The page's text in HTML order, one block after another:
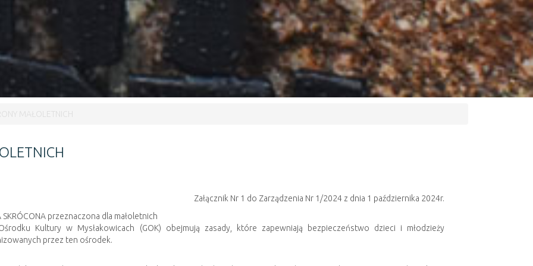
MAŁOLETNICH
Załącznik Nr 1 do Zarządzenia Nr 1/2024 z dnia 1 października 2024r.
SKRÓCONA przeznaczona dla małoletnich
Kultury w Mysłakowicach (GOK) obejmują zasady, które zapewniają bezpieczeństwo dzieci i młodzieży
przez ten ośrodek.